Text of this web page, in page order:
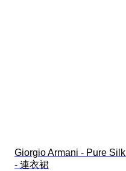
Giorgio Armani - Pure Silk
- 連衣裙